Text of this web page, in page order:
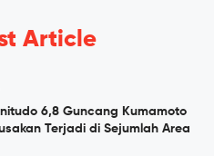
Article
6,8 Guncang Kumamoto
Terjadi di Sejumlah Area